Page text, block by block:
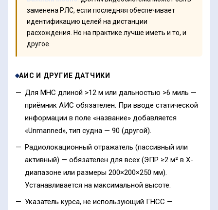
заменена РЛС, если последняя обеспечивает
идентификацию целей на дистанции
расхождения. Но на практике лучше иметь и то, и
другое.
АИС И ДРУГИЕ ДАТЧИКИ
Для МНС длиной >12 м или дальностью >6 миль —
приёмник АИС обязателен. При вводе статической
информации в поле «название» добавляется
«Unmanned», тип судна — 90 (другой).
Радиолокационный отражатель (пассивный или
активный) — обязателен для всех (ЭПР ≥2 м² в X-
диапазоне или размеры 200×200×250 мм).
Устанавливается на максимальной высоте.
Указатель курса, не использующий ГНСС —